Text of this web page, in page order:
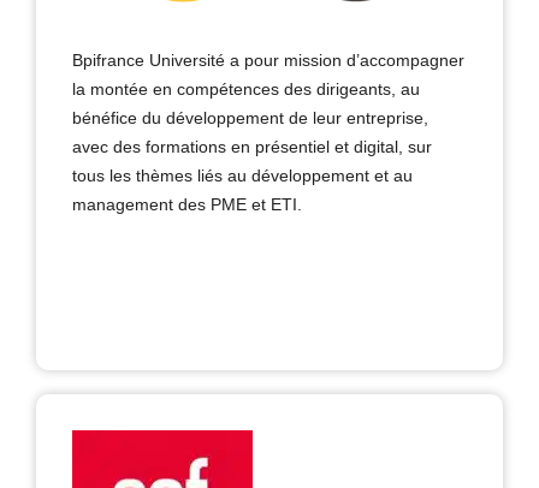
Bpifrance Université a pour mission d’accompagner
la montée en compétences des dirigeants, au
bénéfice du développement de leur entreprise,
avec des formations en présentiel et digital, sur
tous les thèmes liés au développement et au
management des PME et ETI.